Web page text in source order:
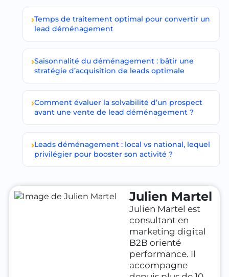
Temps de traitement optimal pour convertir un
lead déménagement
Saisonnalité du déménagement : bâtir une
stratégie d’acquisition de leads optimale
Comment évaluer la solvabilité d’un prospect
avant une vente de lead déménagement ?
Leads déménagement : local vs national, lequel
privilégier pour booster son activité ?
Julien Martel
Julien Martel est
consultant en
marketing digital
B2B orienté
performance. Il
accompagne